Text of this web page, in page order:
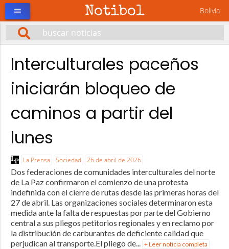
Notibol Bolivia
menu
Interculturales paceños
iniciarán bloqueo de
caminos a partir del
lunes
La Prensa Sociedad 26 de abril de 2026
Dos federaciones de comunidades interculturales del norte
de La Paz confirmaron el comienzo de una protesta
indefinida con el cierre de rutas desde las primeras horas del
27 de abril. Las organizaciones sociales determinaron esta
medida ante la falta de respuestas por parte del Gobierno
central a sus pliegos petitorios regionales y en reclamo por
la distribución de carburantes de deficiente calidad que
perjudican al transporte.El pliego de... + Leer noticia completa